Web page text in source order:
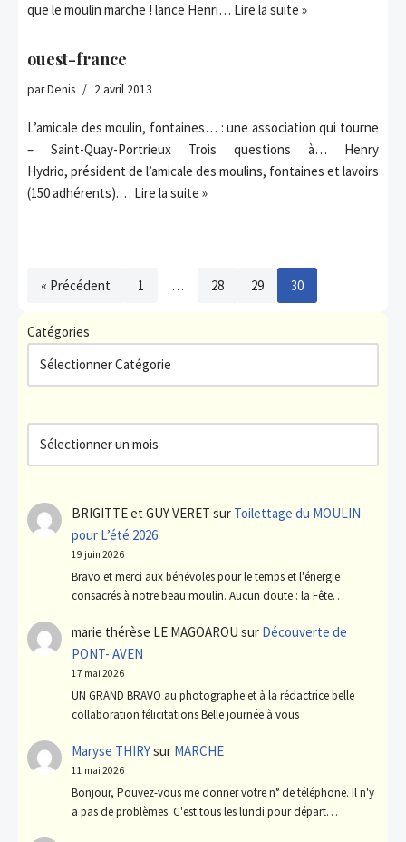
que le moulin marche ! lance Henri… Lire la suite »
ouest-france
parDenis 2 avril 2013
L’amicale des moulin, fontaines… : une association qui tourne
– Saint-Quay-Portrieux Trois questions à… Henry
Hydrio, président de l’amicale des moulins, fontaines et lavoirs
(150 adhérents).… Lire la suite »
« Précédent 1 … 28 29 30
Catégories
BRIGITTE et GUY VERET sur Toilettage du MOULIN
pour L’été 2026
19 juin 2026
Bravo et merci aux bénévoles pour le temps et l'énergie
consacrés à notre beau moulin. Aucun doute : la Fête…
marie thérèse LE MAGOAROU sur Découverte de
PONT- AVEN
17 mai 2026
UN GRAND BRAVO au photographe et à la rédactrice belle
collaboration félicitations Belle journée à vous
Maryse THIRYsur MARCHE
11 mai 2026
Bonjour, Pouvez-vous me donner votre n° de téléphone. Il n'y
a pas de problèmes. C'est tous les lundi pour départ…